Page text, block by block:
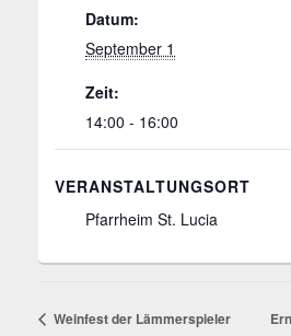
Datum:
September 1
Zeit:
14:00 - 16:00
VERANSTALTUNGSORT
Pfarrheim St. Lucia
Weinfest der Lämmerspieler